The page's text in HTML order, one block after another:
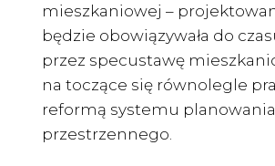
mieszkaniowej –
będzie obowiązywała do
przez specustawę
na toczące się równolegle
reformą systemu planowania
przestrzennego.